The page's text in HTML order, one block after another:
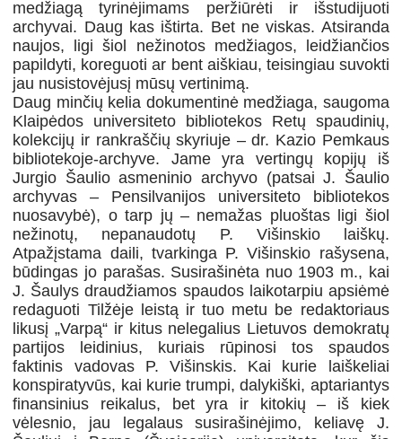
medžiagą tyrinėjimams peržiūrėti ir išstudijuoti
archyvai. Daug kas ištirta. Bet ne viskas. Atsiranda
naujos, ligi šiol nežinotos medžiagos, leidžiančios
papildyti, koreguoti ar bent aiškiau, teisingiau suvokti
jau nusistovėjusį mūsų vertinimą.
Daug minčių kelia dokumentinė medžiaga, saugoma
Klaipėdos universiteto bibliotekos Retų spaudinių,
kolekcijų ir rankraščių skyriuje – dr. Kazio Pemkaus
bibliotekoje-archyve. Jame yra vertingų kopijų iš
Jurgio Šaulio asmeninio archyvo (patsai J. Šaulio
archyvas – Pensilvanijos universiteto bibliotekos
nuosavybė), o tarp jų – nemažas pluoštas ligi šiol
nežinotų, nepanaudotų P. Višinskio laiškų.
Atpažįstama daili, tvarkinga P. Višinskio rašysena,
būdingas jo parašas. Susirašinėta nuo 1903 m., kai
J. Šaulys draudžiamos spaudos laikotarpiu apsiėmė
redaguoti Tilžėje leistą ir tuo metu be redaktoriaus
likusį „Varpą“ ir kitus nelegalius Lietuvos demokratų
partijos leidinius, kuriais rūpinosi tos spaudos
faktinis vadovas P. Višinskis. Kai kurie laiškeliai
konspiratyvūs, kai kurie trumpi, dalykiški, aptariantys
finansinius reikalus, bet yra ir kitokių – iš kiek
vėlesnio, jau legalaus susirašinėjimo, keliavę J.